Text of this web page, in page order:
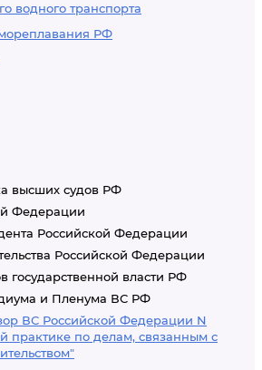
водного транспорта
РФ
высших судов РФ
Федерации
Российской Федерации
Российской Федерации
государственной власти РФ
и Пленума ВС РФ
ВС Российской Федерации N
практике по делам, связанным с